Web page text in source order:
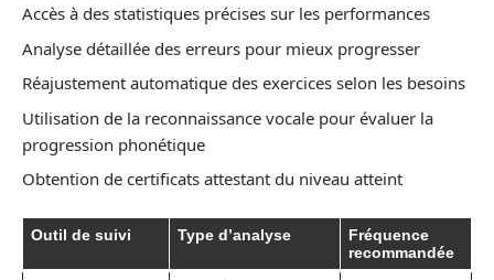
Accès à des statistiques précises sur les performances
Analyse détaillée des erreurs pour mieux progresser
Réajustement automatique des exercices selon les besoins
Utilisation de la reconnaissance vocale pour évaluer la
progression phonétique
Obtention de certificats attestant du niveau atteint
Outil de suivi Type d’analyse
Fréquence
recommandée